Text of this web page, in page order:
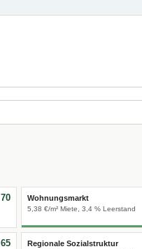
70 Wohnungsmarkt
5,38 €/m² Miete, 3,4 % Leerstand
65 Regionale Sozialstruktur